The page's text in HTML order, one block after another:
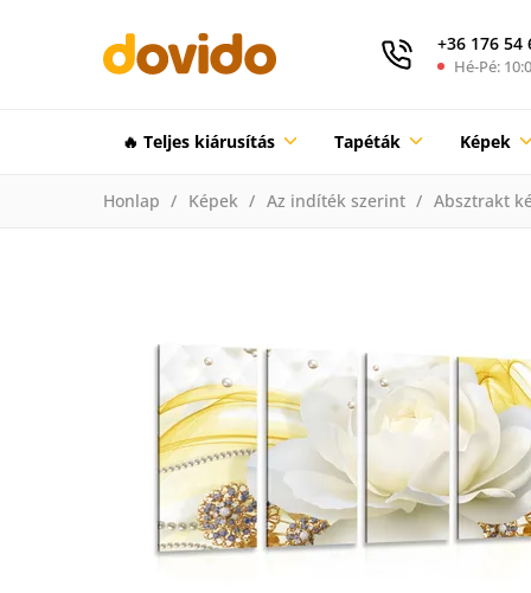
+36 176 54
Hé-Pé:
🔥 Teljes kiárusítás Tapéták Képek
Honlap Képek Az indíték szerint Absztrakt